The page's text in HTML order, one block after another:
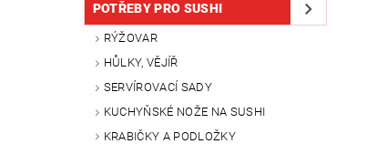
POTŘEBY PRO SUSHI
RÝŽOVAR
HŮLKY, VĚJÍŘ
SERVÍROVACÍ SADY
KUCHYŇSKÉ NOŽE NA SUSHI
KRABIČKY A PODLOŽKY